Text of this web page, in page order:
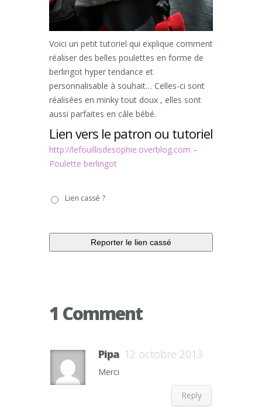
Voici un petit tutoriel qui explique comment
réaliser des belles poulettes en forme de
berlingot hyper tendance et
personnalisable à souhait… Celles-ci sont
réalisées en minky tout doux , elles sont
aussi parfaites en câle bébé.
Lien vers le patron ou tutoriel
http://lefouillisdesophie.overblog.com –
Poulette berlingot
casséLien cassé ?
1 Comment
Pipa 12 octobre 2013
Merci
Reply